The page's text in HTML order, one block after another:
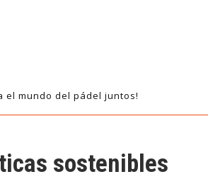
el mundo del pádel juntos!
sostenibles